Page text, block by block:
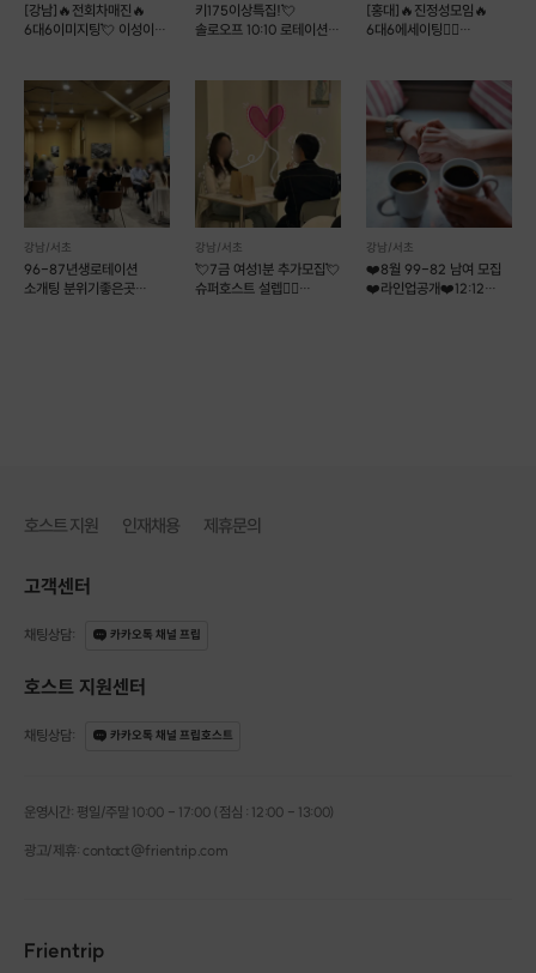
[강남]🔥전회차매진🔥
6대6이미지팅💘 이성이
키175이상특집!💘
솔로오프 10:10 로테이션
[홍대]🔥진정성모임🔥
6대6에세이팅👩‍❤️
강남/서초
96-87년생로테이션
소개팅 분위기좋은곳
강남/서초
💘7금 여성1분 추가모집💘
슈퍼호스트 설렙❤️‍🔥
강남/서초
❤️8월 99-82 남여 모집
❤️라인업공개❤️12:12
호스트 지원 인재채용 제휴문의
고객센터
채팅상담: 카카오톡 채널 프립
호스트 지원센터
채팅상담: 카카오톡 채널 프립호스트
운영시간: 평일/주말 10:00 - 17:00 (점심 : 12:00 - 13:00)
광고/제휴: contact@frientrip.com
Frientrip